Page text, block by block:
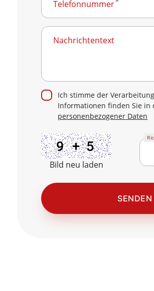
Telefonnummer
Nachrichtentext
Ich stimme der
Informationen finden Sie in
personenbezogener Daten
Bild neu laden